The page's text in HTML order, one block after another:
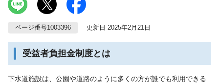
ページ番号1003396 更新日 2025年2月21日
受益者負担金制度とは
下水道施設は、公園や道路のように多くの方が誰でも利用できる